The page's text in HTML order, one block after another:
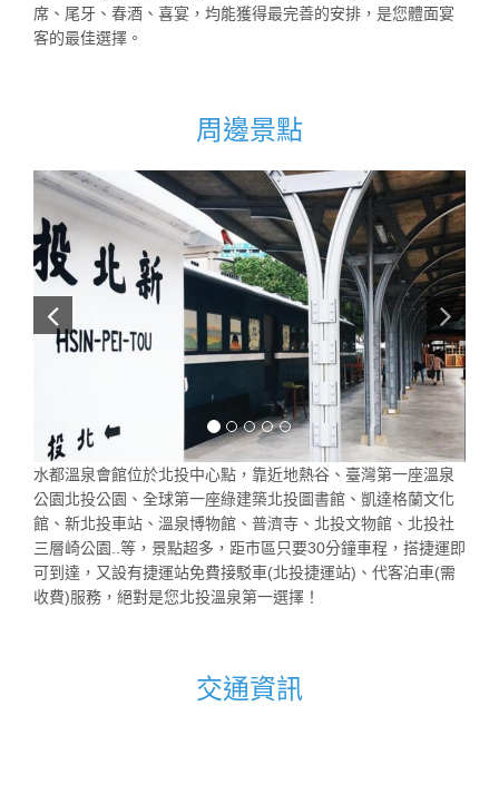
席、尾牙、春酒、喜宴，均能獲得最完善的安排，是您體面宴
客的最佳選擇。
周邊景點
水都溫泉會館位於北投中心點，靠近地熱谷、臺灣第一座溫泉
公園北投公園、全球第一座綠建築北投圖書館、凱達格蘭文化
館、新北投車站、溫泉博物館、普濟寺、北投文物館、北投社
三層崎公園..等，景點超多，距市區只要30分鐘車程，搭捷運即
可到達，又設有捷運站免費接駁車(北投捷運站)、代客泊車(需
收費)服務，絕對是您北投溫泉第一選擇！
交通資訊